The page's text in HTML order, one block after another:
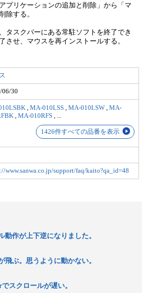
プリケーションの追加と削除」から「マ
除する。
タスクバーにある常駐ソフトを終了でき
させ、マウスを再インストールする。
06/30
,MA-010LSS ,MA-010LSW ,MA-
,MA-010RFS
1426件すべての品番を表示
www.sanwa.co.jp/support/faq/kaito?qa_id=48
動作が上下逆になりました。
飛ぶ。思うように動かない。
スクロールが遅い。